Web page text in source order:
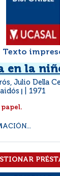
Texto
en la
Julio Della
1971
papel.